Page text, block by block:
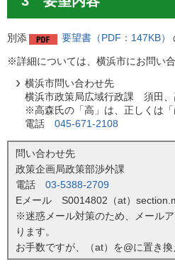
別添 要望書（PDF：147KB）
※詳細については、横浜市にお問い合
横浜市問い合わせ先
横浜市政策局広域行政課 須田、
※高森氏の「高」は、正しくは「
電話045-671-2108
問い合わせ先
政策企画局政策部渉外課
電話 03-5388-2709
Eメール S0014802（at）
※迷惑メール対策のため、メール
ります。
お手数ですが、（at）を@に置き換